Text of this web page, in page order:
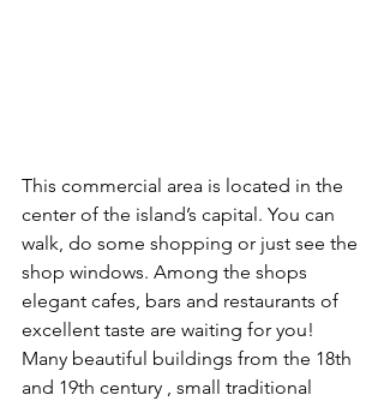
This commercial area is located in the
center of the island’s capital. You can
walk, do some shopping or just see the
shop windows. Among the shops
elegant cafes, bars and restaurants of
excellent taste are waiting for you!
Many beautiful buildings from the 18th
and 19th century , small traditional